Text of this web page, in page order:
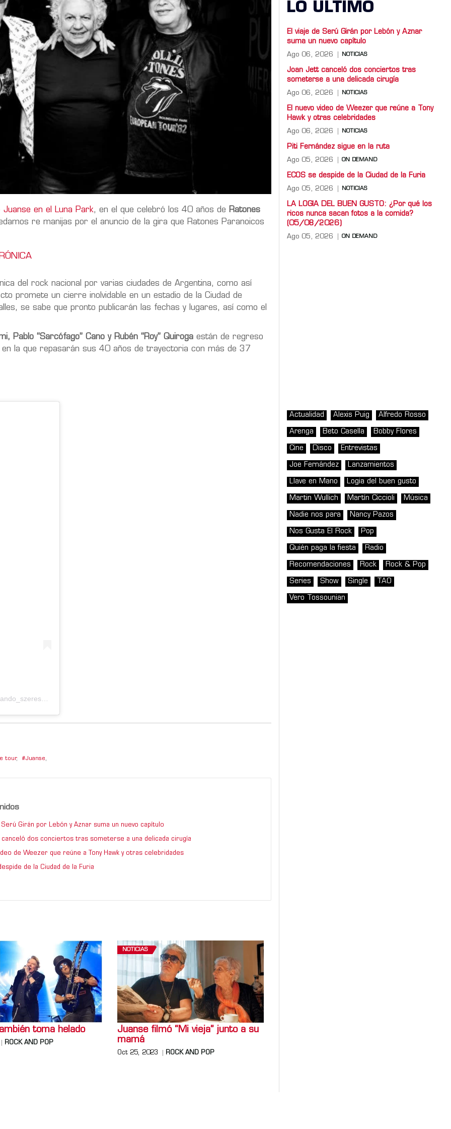
Juanse en el Luna Park, en el que celebró los 40 años de Ratones
re manijas por el anuncio de la gira que Ratones Paranoicos
del rock nacional por varias ciudades de Argentina, como así
promete un cierre inolvidable en un estadio de la Ciudad de
se sabe que pronto publicarán las fechas y lugares, así como el
Pablo “Sarcófago” Cano y Rubén “Roy” Quiroga están de regreso
la que repasarán sus 40 años de trayectoria con más de 37
Una publicación compartida por Fernando Szereszevsky (@fernando_szereszevsky)
tour, Juanse,
Serú Girán por Lebón y Aznar suma un nuevo capítulo
dos conciertos tras someterse a una delicada cirugía
de Weezer que reúne a Tony Hawk y otras celebridades
de la Ciudad de la Furia
toma helado
ROCK AND POP
NOTICIAS
Juanse filmó “Mi vieja” junto a su
mamá
Oct 25, 2023 ROCK AND POP
LO ULTIMO
El viaje de Serú Girán por Lebón y Aznar
suma un nuevo capítulo
Ago 06, 2026 NOTICIAS
Joan Jett canceló dos conciertos tras
someterse a una delicada cirugía
Ago 06, 2026 NOTICIAS
El nuevo video de Weezer que reúne a Tony
Hawk y otras celebridades
Ago 06, 2026 NOTICIAS
Piti Fernández sigue en la ruta
Ago 05, 2026 ON DEMAND
ECOS se despide de la Ciudad de la Furia
Ago 05, 2026 NOTICIAS
LA LOGIA DEL BUEN GUSTO: ¿Por qué los
ricos nunca sacan fotos a la comida?
(05/08/2026)
Ago 05, 2026 ON DEMAND
Actualidad Alexis Puig Alfredo Rosso
Arenga Beto Casella Bobby Flores
Cine Disco Entrevistas
Joe Fernández Lanzamientos
Llave en Mano Logia del buen gusto
Martin Wullich Martín Ciccioli Música
Nadie nos para Nancy Pazos
Nos Gusta El Rock Pop
Quién paga la fiesta Radio
Recomendaciones Rock Rock & Pop
Series Show Single TAO
Vero Tossounian